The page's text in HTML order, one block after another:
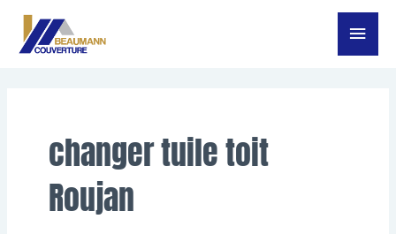
Aller
Menu
changer tuile toit
Roujan